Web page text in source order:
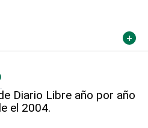
Diario Libre año por año
el 2004.